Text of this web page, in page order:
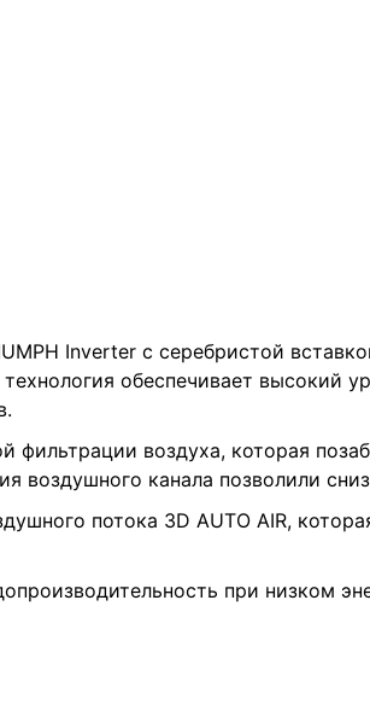
Inverter с серебристой
обеспечивает высокий
воздуха, которая
канала позволили
потока 3D AUTO AIR,
при низком